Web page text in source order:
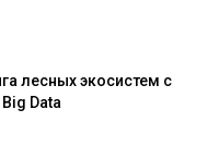
лесных экосистем с
Data